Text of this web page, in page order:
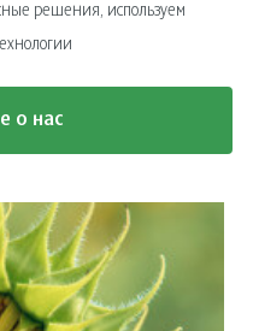
решения, используем
о нас